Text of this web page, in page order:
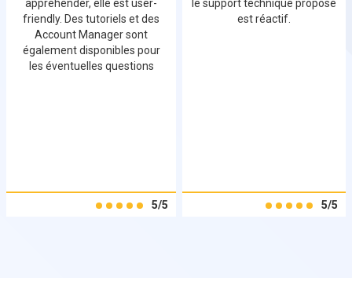
appréhender, elle est user-
friendly. Des tutoriels et des
Account Manager sont
également disponibles pour
les éventuelles questions
5/5
le support technique proposé
est réactif.
5/5